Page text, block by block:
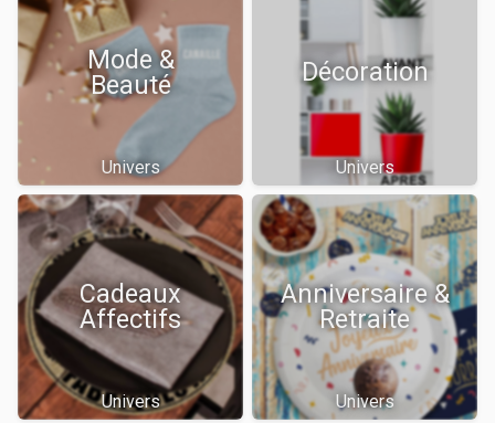
Mode &
Beauté
Univers
Décoration
Univers
Cadeaux
Affectifs
Univers
Anniversaire &
Retraite
Univers